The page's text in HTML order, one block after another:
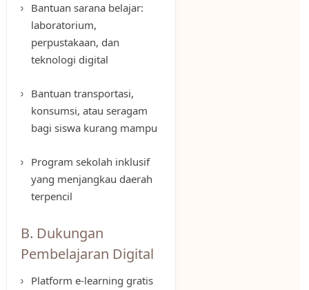
Bantuan sarana belajar:
laboratorium,
perpustakaan, dan
teknologi digital
Bantuan transportasi,
konsumsi, atau seragam
bagi siswa kurang mampu
Program sekolah inklusif
yang menjangkau daerah
terpencil
B. Dukungan
Pembelajaran Digital
Platform e-learning gratis